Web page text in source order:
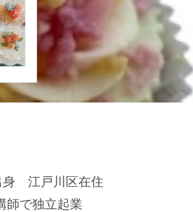
身 江戸川区在住
で独立起業